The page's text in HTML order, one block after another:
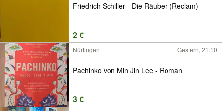
Friedrich Schiller - Die Räuber (Reclam)
2 €
Nürtingen Gestern, 21:10
Pachinko von Min Jin Lee - Roman
3 €